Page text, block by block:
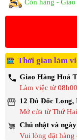
Còn hàng - Giao
Thời gian làm
Giao Hàng Hoả
Làm việc từ
12 Đô Đốc Long,
Mở cửa từ Thứ
Chủ nhật và
Vui lòng đặt hàng